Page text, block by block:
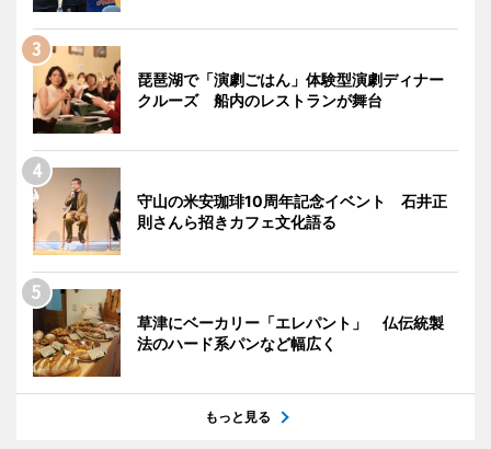
琵琶湖で「演劇ごはん」体験型演劇ディナー
クルーズ 船内のレストランが舞台
守山の米安珈琲10周年記念イベント 石井正
則さんら招きカフェ文化語る
草津にベーカリー「エレパント」 仏伝統製
法のハード系パンなど幅広く
もっと見る